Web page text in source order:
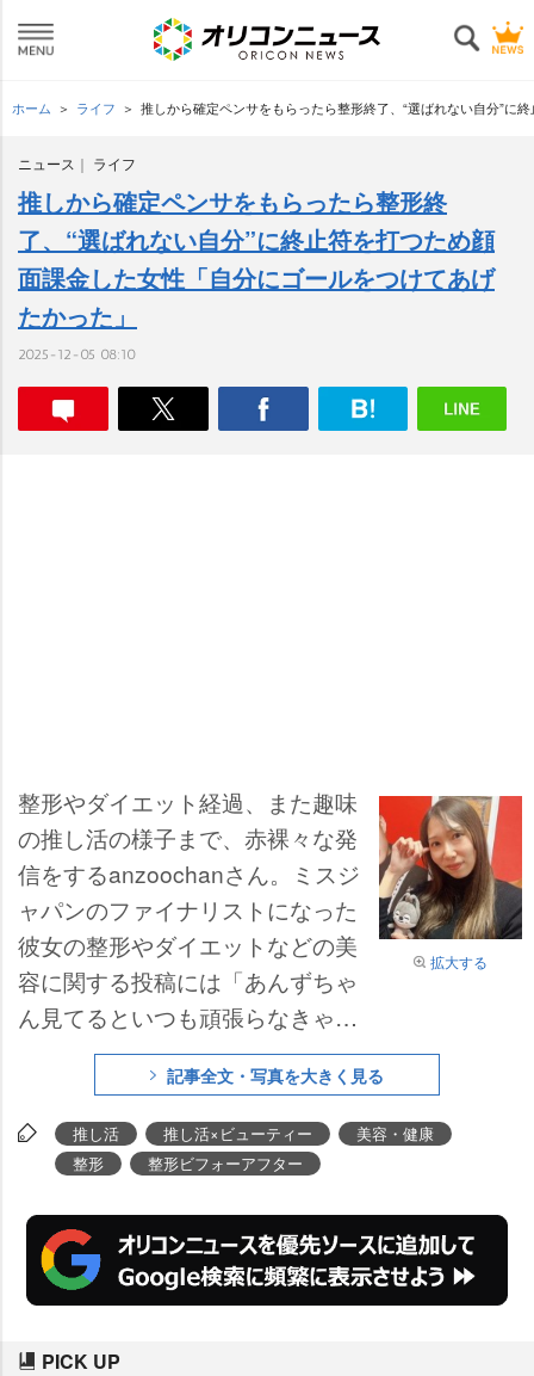
ホーム ライフ 推しから確定ペンサをもらったら整形終了、“選ばれない自分”に
ニュース ライフ
推しから確定ペンサをもらったら整形終
了、“選ばれない自分”に終止符を打つため顔
面課金した女性「自分にゴールをつけてあげ
たかった」
2025-12-05 08:10
拡大する
整形やダイエット経過、また趣味
の推し活の様子まで、赤裸々な発
信をするanzoochanさん。ミスジ
ャパンのファイナリストになった
彼女の整形やダイエットなどの美
容に関する投稿には「あんずちゃ
ん見てるといつも頑張らなきゃっ
て思える」「努力は報われるとは
この事ですね!努力の塊でリスペク
トです」などと多くのコメントが
寄せられている。そんな彼女が美
し”の存在があったという。どん底
にいた彼女を救ってくれたとい
う“推し活”について、投稿者・anz
記事全文・写真を大きく見る
推し活 推し活×ビューティー
美容・健康
整形
整形ビフォーアフター
PICK UP